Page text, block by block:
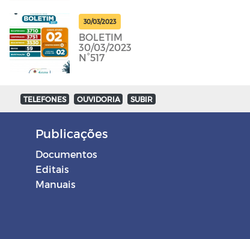
30/03/2023
BOLETIM
30/03/2023
N°517
TELEFONES OUVIDORIA SUBIR
Publicações
Documentos
Editais
Manuais